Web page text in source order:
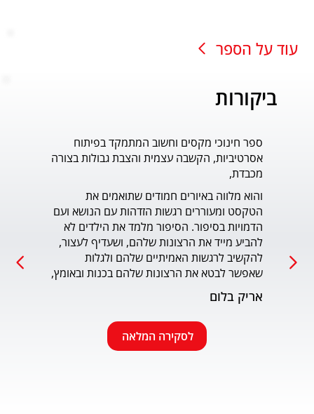
עוד על הספר
ביקורות
ספר חינוכי מקסים וחשוב המתמקד בפיתוח
אסרטיביות, הקשבה עצמית והצבת גבולות בצורה
מכבדת,
והוא מלווה באיורים חמודים שתואמים את
הדמויות בסיפור. הסיפור מלמד את הילדים לא
להקשיב לרגשות האמיתיים שלהם ולגלות
ורגשית בגובה העיניים של הילדים. מומלץ בחום.
אריק בלום
לסקירה המלאה